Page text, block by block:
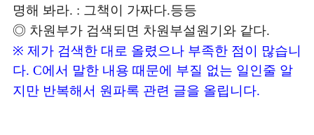
명해 봐라. : 그책이 가짜다.등등
◎ 차원부가 검색되면 차원부설원기와 같다.
※ 제가 검색한 대로 올렸으나 부족한 점이 많습니
다. C에서 말한 내용 때문에 부질 없는 일인줄 알
지만 반복해서 원파록 관련 글을 올립니다.